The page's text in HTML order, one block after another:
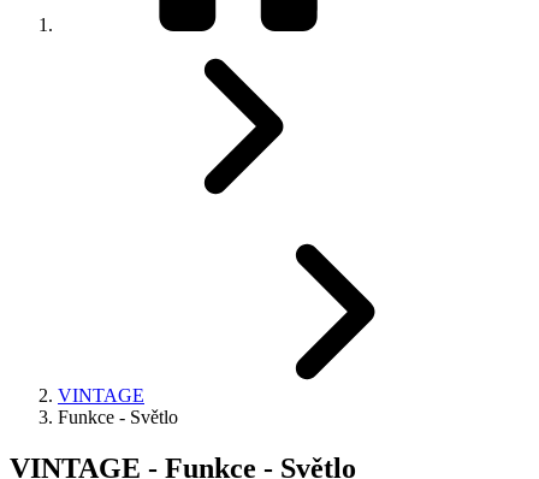
VINTAGE
Funkce - Světlo
VINTAGE - Funkce - Světlo